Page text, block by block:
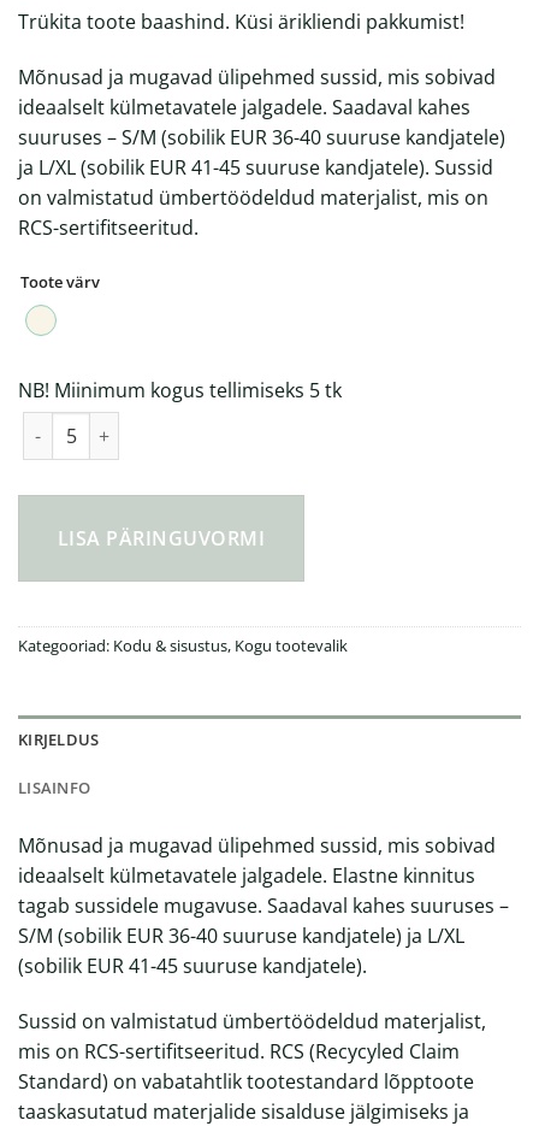
Trükita toote baashind. Küsi ärikliendi pakkumist!
Mõnusad ja mugavad ülipehmed sussid, mis sobivad
ideaalselt külmetavatele jalgadele. Saadaval kahes
suuruses – S/M (sobilik EUR 36-40 suuruse kandjatele)
ja L/XL (sobilik EUR 41-45 suuruse kandjatele). Sussid
on valmistatud ümbertöödeldud materjalist, mis on
RCS-sertifitseeritud.
Toote värv
NB! Miinimum kogus tellimiseks 5 tk
LISA PÄRINGUVORMI
Kategooriad: Kodu & sisustus, Kogu tootevalik
KIRJELDUS
LISAINFO
Mõnusad ja mugavad ülipehmed sussid, mis sobivad
ideaalselt külmetavatele jalgadele. Elastne kinnitus
tagab sussidele mugavuse. Saadaval kahes suuruses –
S/M (sobilik EUR 36-40 suuruse kandjatele) ja L/XL
(sobilik EUR 41-45 suuruse kandjatele).
Sussid on valmistatud ümbertöödeldud materjalist,
mis on RCS-sertifitseeritud. RCS (Recycyled Claim
Standard) on vabatahtlik tootestandard lõpptoote
taaskasutatud materjalide sisalduse jälgimiseks ja